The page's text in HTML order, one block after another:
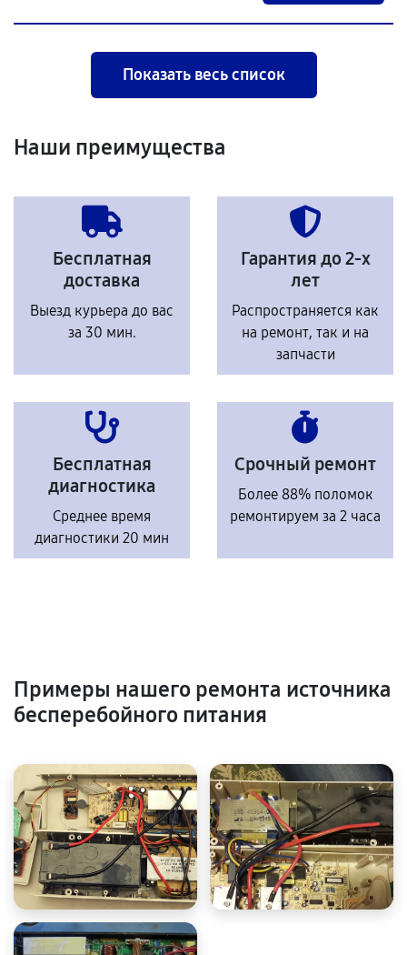
Показать весь список
Наши преимущества
Бесплатная
доставка
Выезд курьера до вас
за 30 мин.
Гарантия до 2-х
лет
Распространяется как
на ремонт, так и на
запчасти
Бесплатная
диагностика
Среднее время
диагностики 20 мин
Срочный ремонт
Более 88% поломок
ремонтируем за 2 часа
Примеры нашего ремонта источника
бесперебойного питания